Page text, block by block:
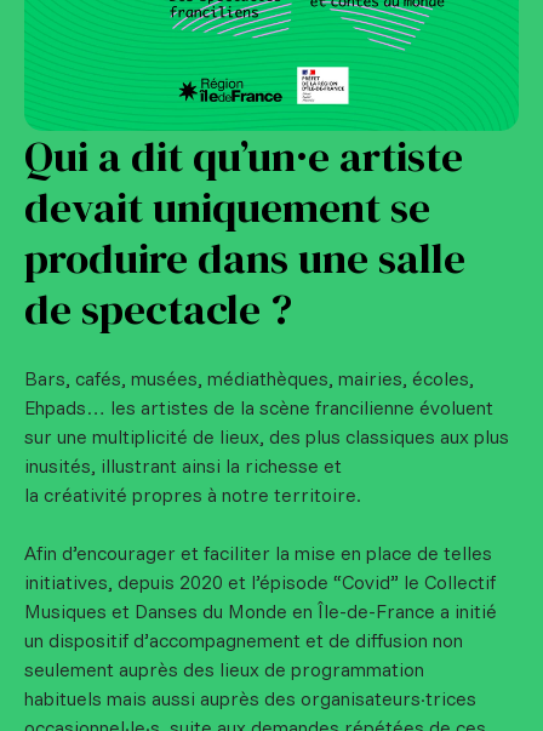
Qui a dit qu’un·e artiste
devait uniquement se
produire dans une salle
de spectacle ?
Bars, cafés, musées, médiathèques, mairies, écoles,
Ehpads… les artistes de la scène francilienne évoluent
sur une multiplicité de lieux, des plus classiques aux plus
inusités, illustrant ainsi la richesse et
la créativité propres à notre territoire.
Afin d’encourager et faciliter la mise en place de telles
initiatives, depuis 2020 et l’épisode “Covid” le Collectif
Musiques et Danses du Monde en Île-de-France a initié
un dispositif d’accompagnement et de diffusion non
seulement auprès des lieux de programmation
habituels mais aussi auprès des organisateurs·trices